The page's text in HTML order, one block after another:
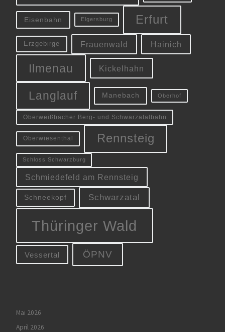
Eisenbahn Elgersburg Erfurt
Erzgebirge Frauenwald Hainich
Ilmenau Kickelhahn
Langlauf Manebach Oberhof
Oberweißbacher Berg- und Schwarzatalbahn
Oberwiesenthal Rennsteig
Schloss Schwarzburg
Schmiedefeld am Rennsteig
Schneekopf Schwarzatal
Thüringer Wald
Vessertal ÖPNV
Mai 2026
April 2026